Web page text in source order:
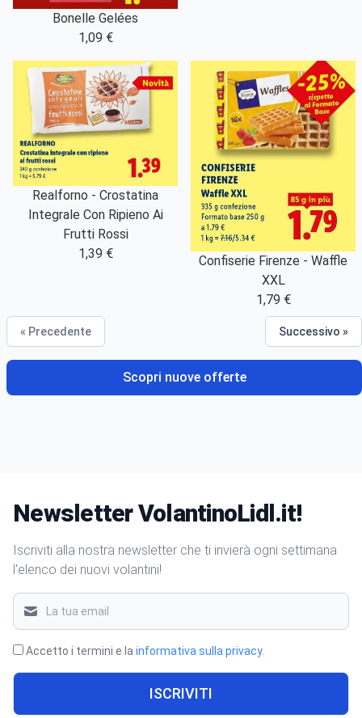
Bonelle Gelées
1,09 €
Realforno - Crostatina
Integrale Con Ripieno Ai
Frutti Rossi
1,39 €
Confiserie Firenze - Waffle
XXL
1,79 €
« Precedente Successivo »
Scopri nuove offerte
Newsletter VolantinoLidl.it!
Iscriviti alla nostra newsletter che ti invierà ogni settimana
l'elenco dei nuovi volantini!
Accetto i termini e la informativa sulla privacy.
ISCRIVITI